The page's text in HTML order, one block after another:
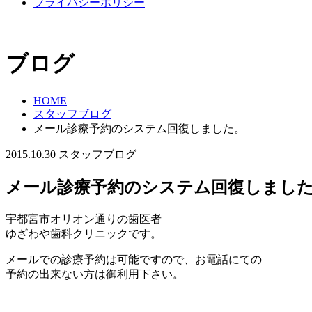
プライバシーポリシー
ブログ
HOME
スタッフブログ
メール診療予約のシステム回復しました。
2015.10.30 スタッフブログ
メール診療予約のシステム回復しまし
宇都宮市オリオン通りの歯医者
ゆざわや歯科クリニックです。
メールでの診療予約は可能ですので、お電話にての
予約の出来ない方は御利用下さい。